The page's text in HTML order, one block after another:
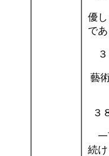
優
で
３
藝
３
一
続